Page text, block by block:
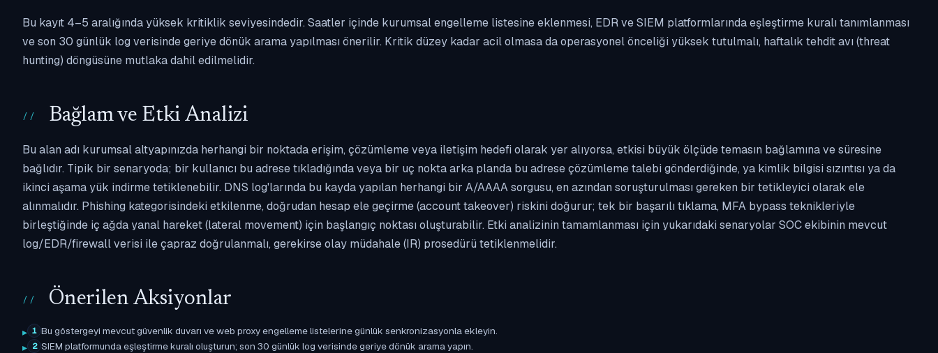
Bu kayıt 4–5 aralığında yüksek kritiklik seviyesindedir. Saatler içinde kurumsal engelleme listesine eklenmesi, EDR ve SIEM platformlarında eşleştirme kuralı tanımlanması
ve son 30 günlük log verisinde geriye dönük arama yapılması önerilir. Kritik düzey kadar acil olmasa da operasyonel önceliği yüksek tutulmalı, haftalık tehdit avı (threat
hunting) döngüsüne mutlaka dahil edilmelidir.
Bağlam ve Etki Analizi
Bu alan adı kurumsal altyapınızda herhangi bir noktada erişim, çözümleme veya iletişim hedefi olarak yer alıyorsa, etkisi büyük ölçüde temasın bağlamına ve süresine
bağlıdır. Tipik bir senaryoda; bir kullanıcı bu adrese tıkladığında veya bir uç nokta arka planda bu adrese çözümleme talebi gönderdiğinde, ya kimlik bilgisi sızıntısı ya da
ikinci aşama yük indirme tetiklenebilir. DNS log'larında bu kayda yapılan herhangi bir A/AAAA sorgusu, en azından soruşturulması gereken bir tetikleyici olarak ele
alınmalıdır. Phishing kategorisindeki etkilenme, doğrudan hesap ele geçirme (account takeover) riskini doğurur; tek bir başarılı tıklama, MFA bypass teknikleriyle
birleştiğinde iç ağda yanal hareket (lateral movement) için başlangıç noktası oluşturabilir. Etki analizinin tamamlanması için yukarıdaki senaryolar SOC ekibinin mevcut
log/EDR/firewall verisi ile çapraz doğrulanmalı, gerekirse olay müdahale (IR) prosedürü tetiklenmelidir.
Önerilen Aksiyonlar
1 Bu göstergeyi mevcut güvenlik duvarı ve web proxy engelleme listelerine günlük senkronizasyonla ekleyin.
2 SIEM platformunda eşleştirme kuralı oluşturun; son 30 günlük log verisinde geriye dönük arama yapın.